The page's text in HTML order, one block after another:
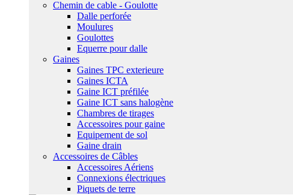
Chemin de cable - Goulotte
Dalle perforée
Moulures
Goulottes
Equerre pour dalle
Gaines
Gaines TPC exterieure
Gaines ICTA
Gaine ICT préfilée
Gaine ICT sans halogène
Chambres de tirages
Accessoires pour gaine
Equipement de sol
Gaine drain
Accessoires de Câbles
Accessoires Aériens
Connexions électriques
Piquets de terre